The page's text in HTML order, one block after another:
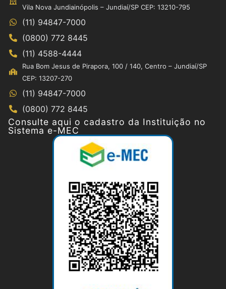
Vila Nova Jundiainópolis – Jundiaí/SP CEP: 13210-795
(11) 94847-7000
(0800) 772 8445
(11) 4588-4444
Rua Bom Jesus de Pirapora, 100 / 140, Centro – Jundiaí/SP
CEP: 13207-270
(11) 94847-7000
(0800) 772 8445
Consulte aqui o cadastro da Instituição no
Sistema e-MEC